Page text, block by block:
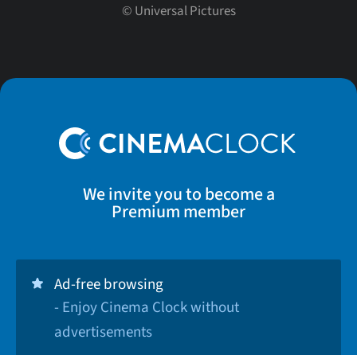
© Universal Pictures
We invite you to become a
Premium member
Ad-free browsing
- Enjoy Cinema Clock without
advertisements